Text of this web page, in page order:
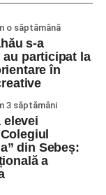
X Email
Nu-ţi lasă
oul înroşit,
la somnic şi
de sărbători.
o săptămână
s-a
participat la
în
3 săptămâni
elevei
din Sebeș:
a